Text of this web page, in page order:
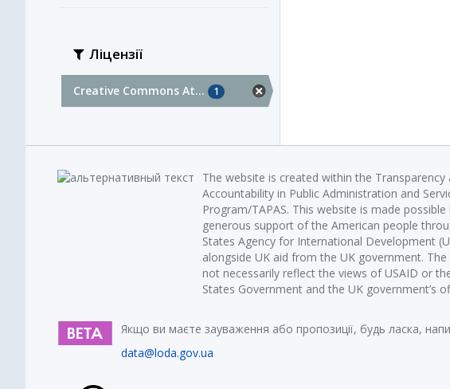
Ліцензії
Creative Commons At... 1
The website is created within the Transparency
Accountability in Public Administration and
Program/TAPAS. This website is made possible
generous support of the American people
States Agency for International Development
alongside UK aid from the UK government.
not necessarily reflect the views of USAID or
States Government and the UK government’s
Якщо ви маєте зауваження або пропозиції, будь ласка,
data@loda.gov.ua